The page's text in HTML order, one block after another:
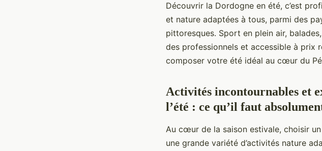
Découvrir la Dordogne en été, c’est
et nature adaptées à tous, parmi des
pittoresques. Sport en plein air,
des professionnels et accessible à prix
composer votre été idéal au cœur du
Activités incontournables et
l’été : ce qu’il faut
Au cœur de la saison estivale, choisir
une grande variété d’activités nature